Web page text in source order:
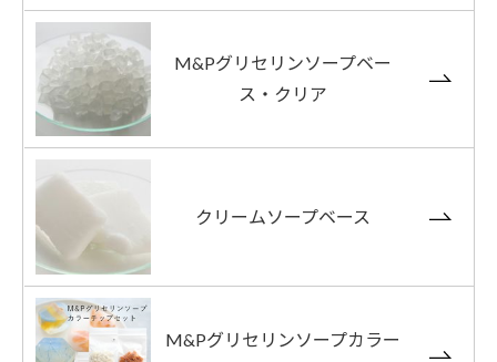
M&Pグリセリンソープベー
ス・クリア
クリームソープベース
M&Pグリセリンソープカラー